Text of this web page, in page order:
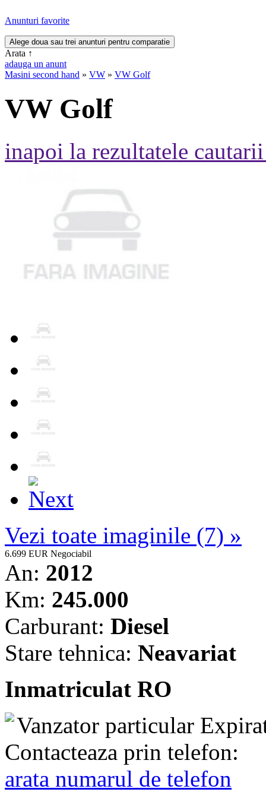
Anunturi favorite
Arata ↑
adauga un anunt
Masini second hand » VW » VW Golf
VW Golf
inapoi la rezultatele
Vezi toate imaginile (7) »
6.699 EUR Negociabil
An: 2012
Km: 245.000
Carburant: Diesel
Stare tehnica: Neavariat
Inmatriculat RO
Vanzator particular
Contacteaza prin telefon:
arata numarul de telefon